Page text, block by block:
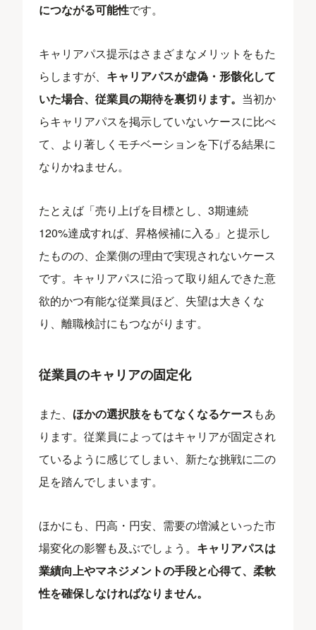
につながる可能性です。
キャリアパス提示はさまざまなメリットをもた
らしますが、 キャリアパスが虚偽・形骸化して
いた場合、従業員の期待を裏切ります。 当初か
らキャリアパスを掲示していないケースに比べ
て、より著しくモチベーションを下げる結果に
なりかねません。
たとえば「売り上げを目標とし、3期連続
120%達成すれば、昇格候補に入る」と提示し
たものの、企業側の理由で実現されないケース
です。キャリアパスに沿って取り組んできた意
欲的かつ有能な従業員ほど、失望は大きくな
り、離職検討にもつながります。
従業員のキャリアの固定化
また、 ほかの選択肢をもてなくなるケースもあ
ります。従業員によってはキャリアが固定され
ているように感じてしまい、新たな挑戦に二の
足を踏んでしまいます。
ほかにも、円高・円安、需要の増減といった市
場変化の影響も及ぶでしょう。 キャリアパスは
業績向上やマネジメントの手段と心得て、柔軟
性を確保しなければなりません。